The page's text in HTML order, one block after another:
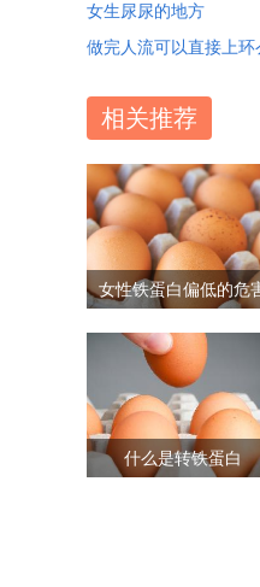
女生尿尿的地方
做完人流可以直接上环
相关推荐
女性铁蛋白偏低的危
什么是转铁蛋白